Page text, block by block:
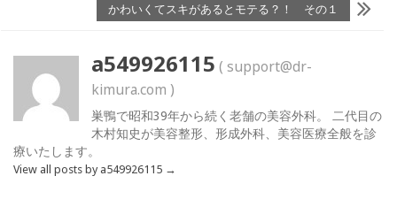
かわいくてスキがあるとモテる？！ その１
a549926115 ( support@dr-
kimura.com )
巣鴨で昭和39年から続く老舗の美容外科。 二代目の
木村知史が美容整形、形成外科、美容医療全般を診
療いたします。
View all posts by a549926115 →